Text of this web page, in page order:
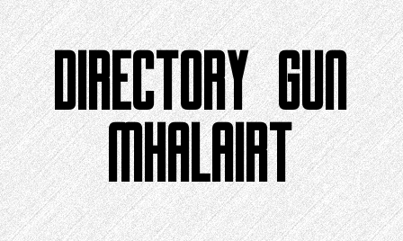
Air
adhart
gu
susbaintDIRECTORY GUN
MHALAIRT